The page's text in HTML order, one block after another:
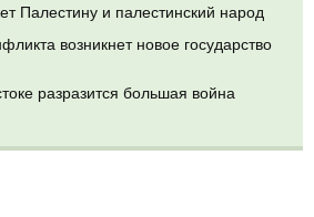
Палестину и палестинский народ
возникнет новое государство
разразится большая война